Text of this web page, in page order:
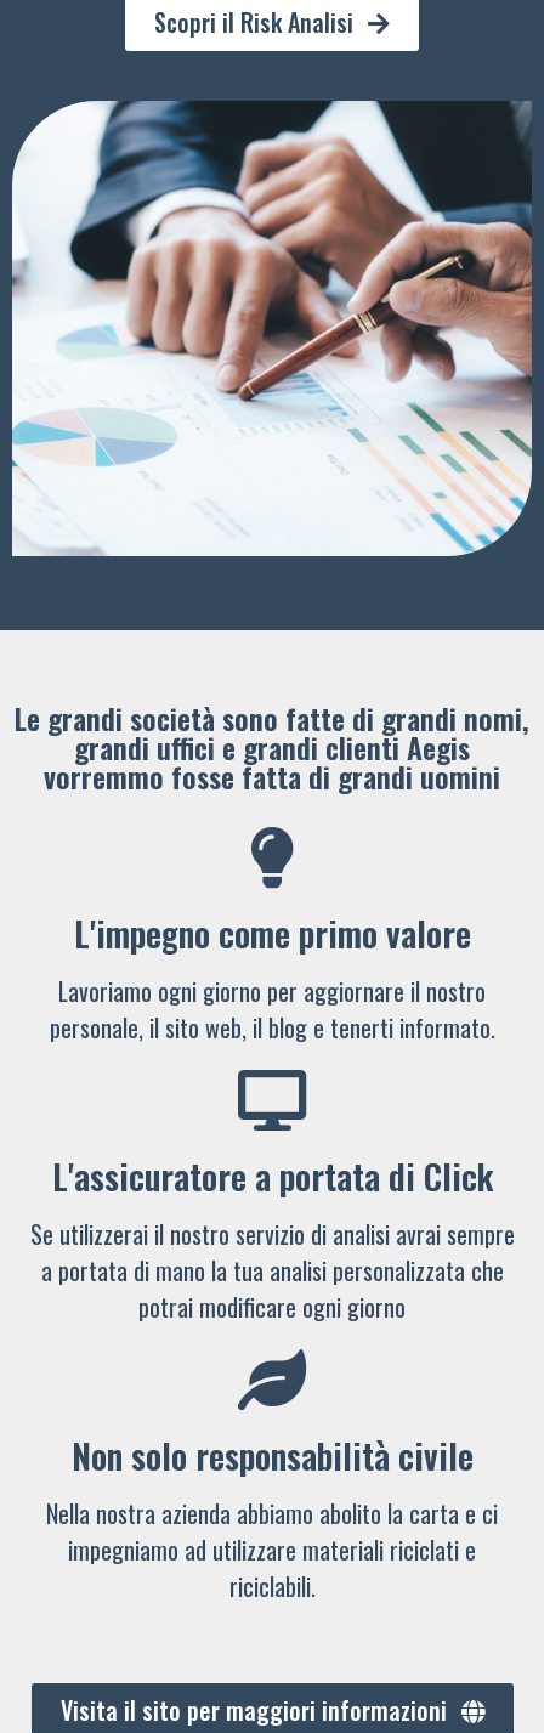
Scopri il Risk Analisi
Le grandi società sono fatte di grandi nomi,
grandi uffici e grandi clienti ​Aegis
vorremmo fosse fatta di grandi uomini
L'impegno come primo valore
Lavoriamo ogni giorno per aggiornare il nostro
personale, il sito web, il blog e tenerti informato.
L'assicuratore a portata di Click
Se utilizzerai il nostro servizio di analisi avrai sempre
a portata di mano la tua analisi personalizzata che
potrai modificare ogni giorno
Non solo responsabilità civile
Nella nostra azienda abbiamo abolito la carta e ci
impegniamo ad utilizzare materiali riciclati e
riciclabili.
Visita il sito per maggiori informazioni